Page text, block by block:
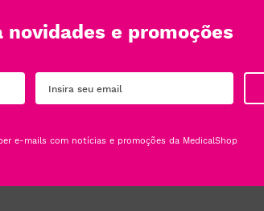
novidades e promoções
e-mails com notícias e promoções da MedicalShop